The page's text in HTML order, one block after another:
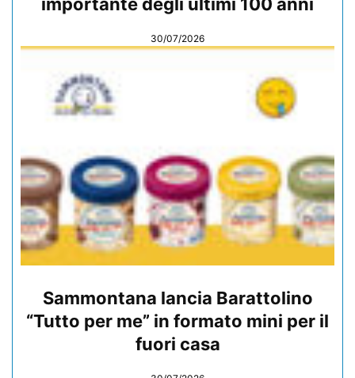
30/07/2026
Sammontana lancia Barattolino
“Tutto per me” in formato mini per il
fuori casa